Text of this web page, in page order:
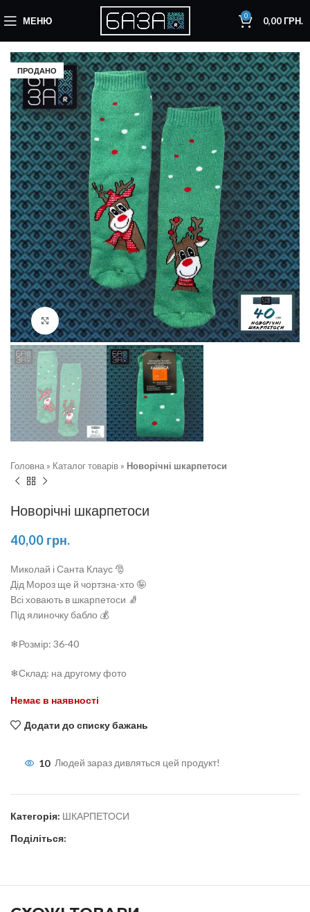
МЕНЮ 0 0,00ГРН.
ПРОДАНО
Натисніть, щоб збільшити
Головна » Каталог товарів » Новорічні шкарпетоси
Новорічні шкарпетоси
40,00 грн.
Миколай і Санта Клаус 🎅
Дід Мороз ще й чортзна-хто 🤪
Всі ховають в шкарпетоси 🧦
Під ялиночку бабло 💰
❄Розмір: 36-40
❄Склад: на другому фото
Немає в наявності
Додати до списку бажань
10 Людей зараз дивляться цей продукт!
Категорія: ШКАРПЕТОСИ
Поділіться: